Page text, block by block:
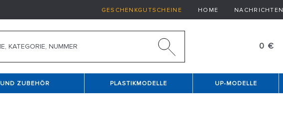
GESCHENKGUTSCHEINE HOME NACHRICHTEN
0 €
ZUBEHÖR PLASTIKMODELLE UP-MODELLE